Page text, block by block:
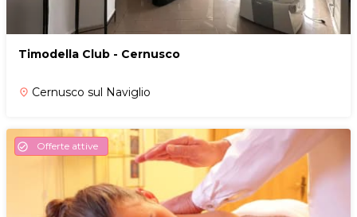
Timodella Club - Cernusco
place Cernusco sul Naviglio
check_circle Offerte attive